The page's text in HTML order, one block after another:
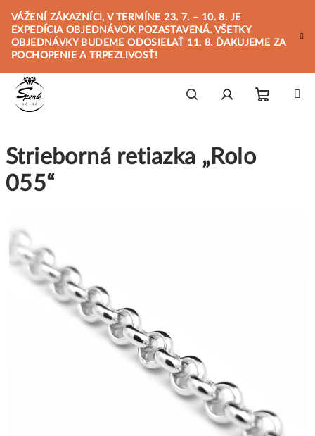
obsah
VÁŽENÍ ZÁKAZNÍCI, V TERMÍNE 23. 7. – 10. 8. JE
EXPEDÍCIA OBJEDNÁVOK POZASTAVENÁ. VŠETKY
OBJEDNÁVKY BUDEME ODOSIELAŤ 11. 8. ĎAKUJEME ZA
POCHOPENIE A TRPEZLIVOSŤ!
Strieborná retiazka „Rolo
055“